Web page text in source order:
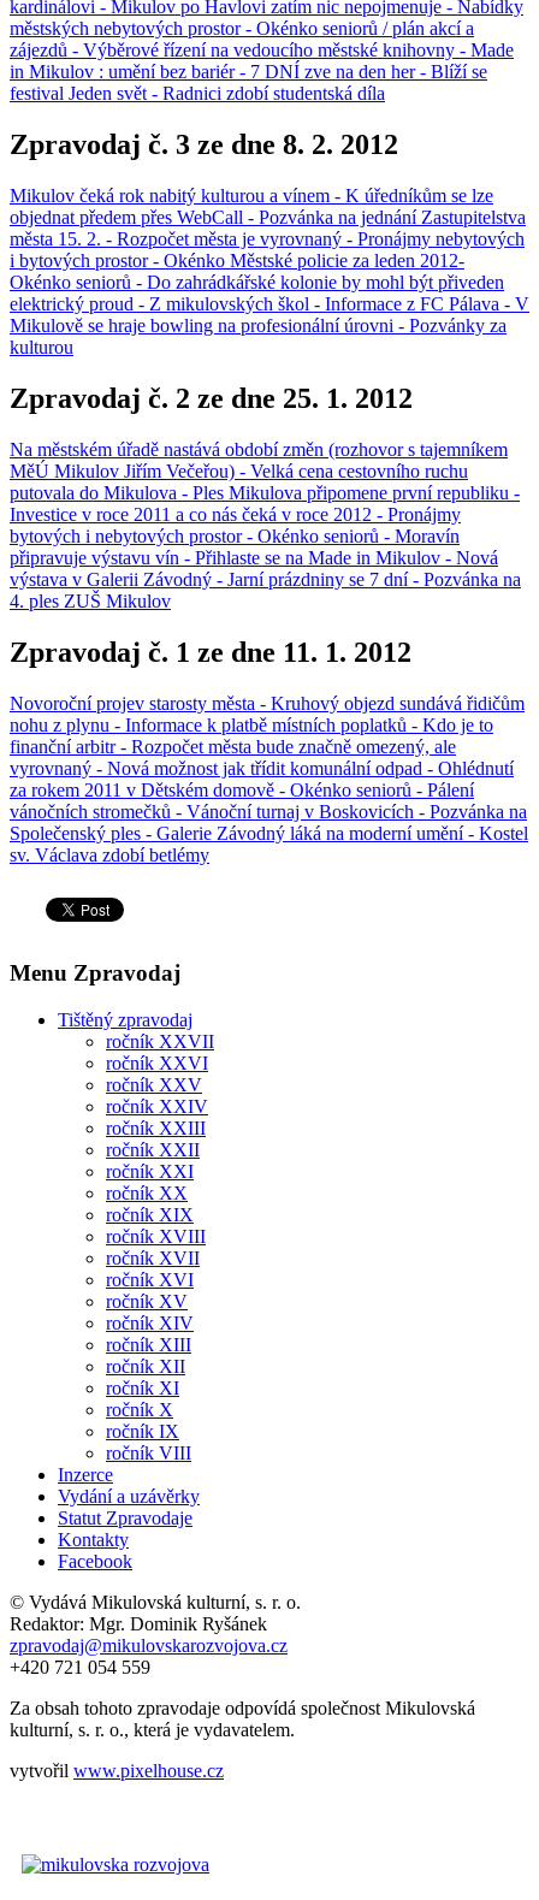
kardinálovi - Mikulov po Havlovi zatím nic nepojmenuje - Nabídky
městských nebytových prostor - Okénko seniorů / plán akcí a
zájezdů - Výběrové řízení na vedoucího městské knihovny - Made
in Mikulov : umění bez bariér - 7 DNÍ zve na den her - Blíží se
festival Jeden svět - Radnici zdobí studentská díla
Zpravodaj č. 3 ze dne 8. 2. 2012
Mikulov čeká rok nabitý kulturou a vínem - K úředníkům se lze
objednat předem přes WebCall - Pozvánka na jednání Zastupitelstva
města 15. 2. - Rozpočet města je vyrovnaný - Pronájmy nebytových
i bytových prostor - Okénko Městské policie za leden 2012-
Okénko seniorů - Do zahrádkářské kolonie by mohl být přiveden
elektrický proud - Z mikulovských škol - Informace z FC Pálava - V
Mikulově se hraje bowling na profesionální úrovni - Pozvánky za
kulturou
Zpravodaj č. 2 ze dne 25. 1. 2012
Na městském úřadě nastává období změn (rozhovor s tajemníkem
MěÚ Mikulov Jiřím Večeřou) - Velká cena cestovního ruchu
putovala do Mikulova - Ples Mikulova připomene první republiku -
Investice v roce 2011 a co nás čeká v roce 2012 - Pronájmy
bytových i nebytových prostor - Okénko seniorů - Moravín
připravuje výstavu vín - Přihlaste se na Made in Mikulov - Nová
výstava v Galerii Závodný - Jarní prázdniny se 7 dní - Pozvánka na
4. ples ZUŠ Mikulov
Zpravodaj č. 1 ze dne 11. 1. 2012
Novoroční projev starosty města - Kruhový objezd sundává řidičům
nohu z plynu - Informace k platbě místních poplatků - Kdo je to
finanční arbitr - Rozpočet města bude značně omezený, ale
vyrovnaný - Nová možnost jak třídit komunální odpad - Ohlédnutí
za rokem 2011 v Dětském domově - Okénko seniorů - Pálení
vánočních stromečků - Vánoční turnaj v Boskovicích - Pozvánka na
Společenský ples - Galerie Závodný láká na moderní umění - Kostel
sv. Václava zdobí betlémy
Menu Zpravodaj
Tištěný zpravodaj
ročník XXVII
ročník XXVI
ročník XXV
ročník XXIV
ročník XXIII
ročník XXII
ročník XXI
ročník XX
ročník XIX
ročník XVIII
ročník XVII
ročník XVI
ročník XV
ročník XIV
ročník XIII
ročník XII
ročník XI
ročník X
ročník IX
ročník VIII
Inzerce
Vydání a uzávěrky
Statut Zpravodaje
Kontakty
Facebook
© Vydává Mikulovská kulturní, s. r. o.
Redaktor: Mgr. Dominik Ryšánek
zpravodaj@mikulovskarozvojova.cz
+420 721 054 559
Za obsah tohoto zpravodaje odpovídá společnost Mikulovská
kulturní, s. r. o., která je vydavatelem.
vytvořil www.pixelhouse.cz